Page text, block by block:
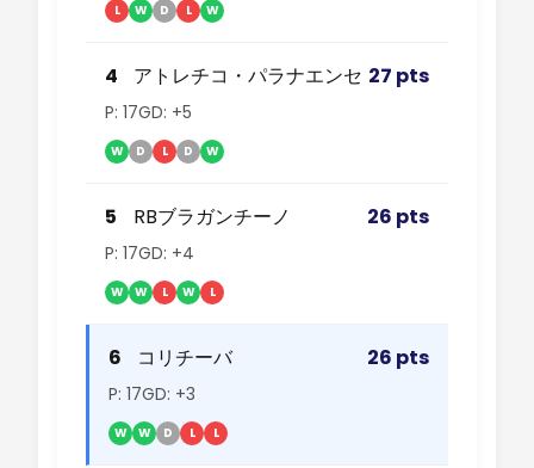
L W D L W
4 アトレチコ・パラナエンセ 27 pts
P: 17GD: +5
W D L D W
5 RBブラガンチーノ 26 pts
P: 17GD: +4
W W L W L
6 コリチーバ 26 pts
P: 17GD: +3
W W D L L